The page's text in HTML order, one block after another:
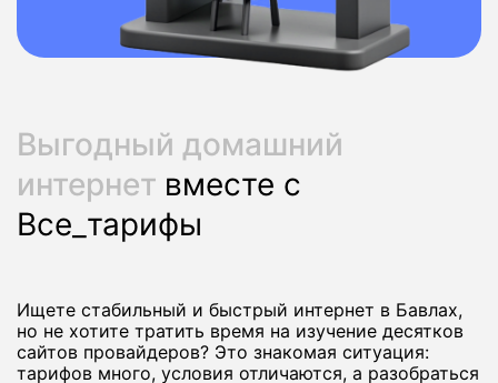
Выгодный домашний
интернет вместе с
Все_тарифы
Ищете стабильный и быстрый интернет в Бавлах,
но не хотите тратить время на изучение десятков
сайтов провайдеров? Это знакомая ситуация:
тарифов много, условия отличаются, а разобраться